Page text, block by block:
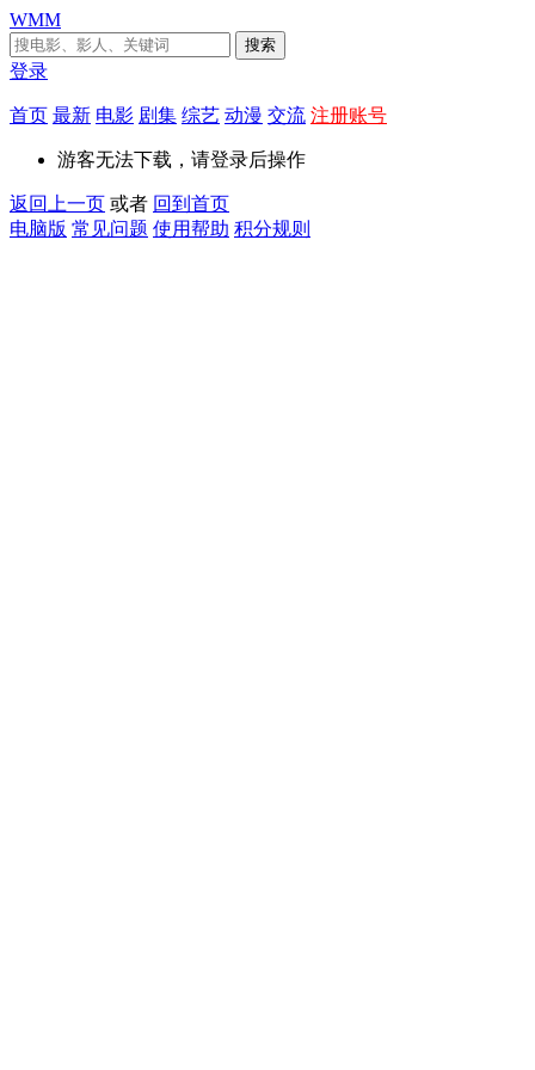
WMM
搜索
登录
首页 最新 电影 剧集 综艺 动漫 交流 注册账号
游客无法下载，请登录后操作
返回上一页 或者 回到首页
电脑版 常见问题 使用帮助 积分规则